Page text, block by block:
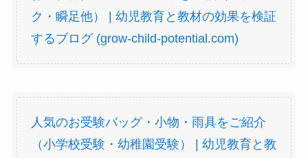
ク・瞬足他） | 幼児教育と教材の効果を検証
するブログ (grow-child-potential.com)
人気のお受験バッグ・小物・雨具をご紹介
（小学校受験・幼稚園受験） | 幼児教育と教